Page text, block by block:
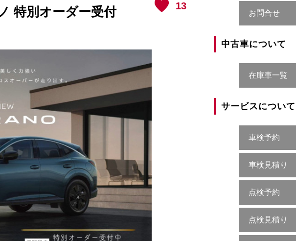
13
特別オーダー受付 お問合せ
中古車について
在庫車一覧
サービスについて
車検予約
車検見積り
点検予約
点検見積り